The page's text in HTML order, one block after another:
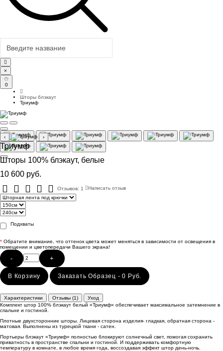
×
0
Шторы блэкаут
Триумф
‹ ›
Триумф
Шторы 100% блэкаут, белые
10 600 руб.
Отзывов: 1 Написать отзыв
Подхваты
* Обратите внимание, что оттенок цвета может меняться в зависимости от освещения в
помещении и цветопередачи Вашего экрана!
- +
В Корзину Заказать Образец - 0 Руб.
Характеристики Отзывы (1)
Уход
Комплект штор 100% блэкаут белый «Триумф» обеспечивает максимальное затемнение в
спальне и гостиной.
Плотные двухсторонние шторы. Лицевая сторона изделия- гладкая, обратная сторона -
матовая. Выполнены из турецкой ткани - сатен.
Портьеры блэкаут «Триумф» полностью блокируют солнечный свет, помогая сохранить
приватность в пространстве спальни и гостиной. И поддерживать комфортную
температуру в комнате, в любое время года, воссоздавая эффект штор день-ночь.